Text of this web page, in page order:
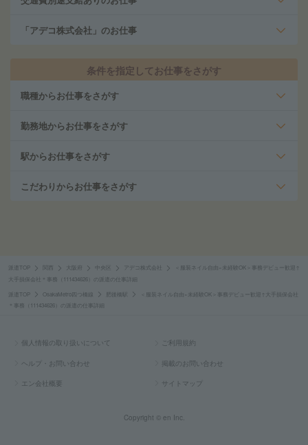
「アデコ株式会社」のお仕事
条件を指定してお仕事をさがす
職種からお仕事をさがす
勤務地からお仕事をさがす
駅からお仕事をさがす
こだわりからお仕事をさがす
派遣TOP 大阪府 中央区 アデコ株式会社
＜服装ネイル自由×未経験OK＞事務デビュー歓迎↑
大手損保会社＊事務（111434626）の派遣の仕事詳細
派遣TOP OsakaMetro四つ橋線 肥後橋駅
＜服装ネイル自由×未経験OK＞事務デビュー歓迎↑大手損保会社
＊事務（111434626）の派遣の仕事詳細
個人情報の取り扱いについて ご利用規約
ヘルプ・お問い合わせ 掲載のお問い合わせ
エン会社概要 サイトマップ
Copyright © en Inc.